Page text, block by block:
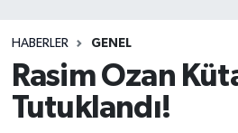
HABERLER GENEL
Rasim Ozan
Tutuklandı!
Magazin
Siyaset
Son Dakika Haberleri
Haber Arşivi